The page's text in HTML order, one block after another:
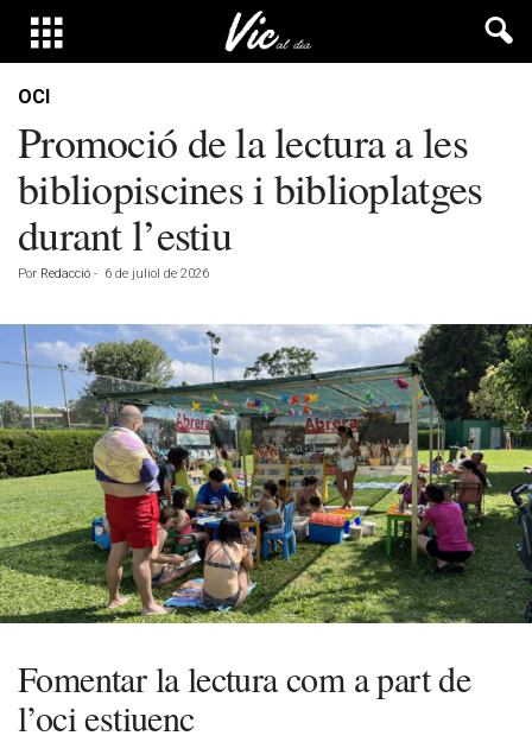
OCI
Promoció de la lectura a les
bibliopiscines i biblioplatges
durant l’estiu
Por Redacció - 6 de juliol de 2026
Fomentar la lectura com a part de
l’oci estiuenc